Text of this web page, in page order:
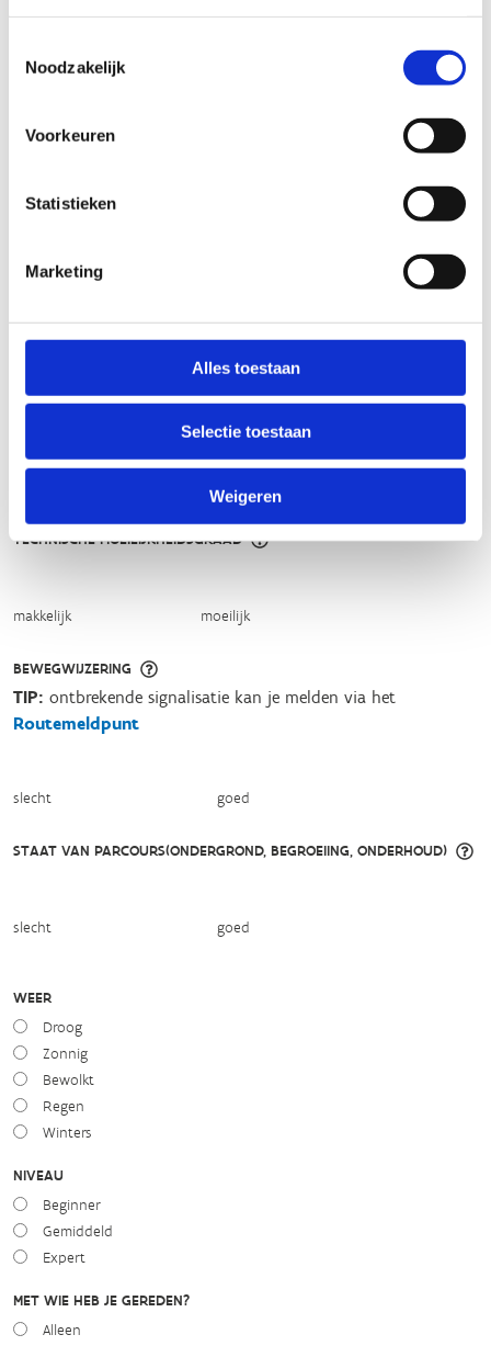
Noodzakelijk
Voorkeuren
Statistieken
Marketing
Alles toestaan
Selectie toestaan
Weigeren
sportievevrijetijd@sport.vlaanderen
ALGEMENE BEOORDELING *
goed
FYSIEKE INSPANNING
TECHNISCHE MOEILIJKHEIDSGRAAD
makkelijk moeilijk
BEWEGWIJZERING
slecht goed
TIP: ontbrekende signalisatie kan je melden via het
Routemeldpunt
STAAT VAN PARCOURS(ONDERGROND, BEGROEIING, ONDERHOUD)
slecht goed
WEER
Droog
Zonnig
Bewolkt
Regen
Winters
NIVEAU
Beginner
Gemiddeld
Expert
MET WIE HEB JE GEREDEN?
Alleen